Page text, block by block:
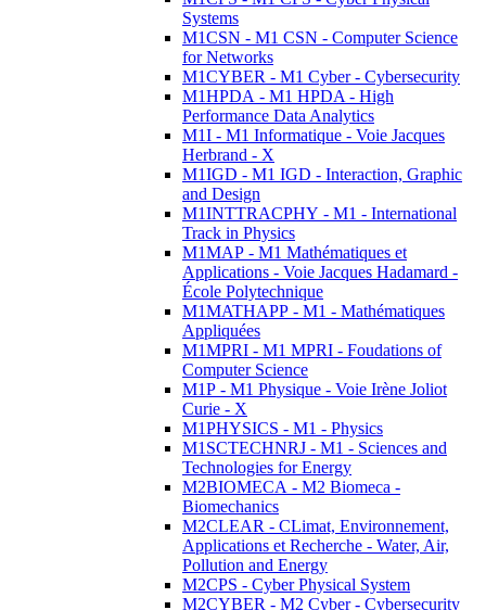
Systems
M1CSN - M1 CSN - Computer Science
for Networks
M1CYBER - M1 Cyber - Cybersecurity
M1HPDA - M1 HPDA - High
Performance Data Analytics
M1I - M1 Informatique - Voie Jacques
Herbrand - X
M1IGD - M1 IGD - Interaction, Graphic
and Design
M1INTTRACPHY - M1 - International
Track in Physics
M1MAP - M1 Mathématiques et
Applications - Voie Jacques Hadamard -
École Polytechnique
M1MATHAPP - M1 - Mathématiques
Appliquées
M1MPRI - M1 MPRI - Foudations of
Computer Science
M1P - M1 Physique - Voie Irène Joliot
Curie - X
M1PHYSICS - M1 - Physics
M1SCTECHNRJ - M1 - Sciences and
Technologies for Energy
M2BIOMECA - M2 Biomeca -
Biomechanics
M2CLEAR - CLimat, Environnement,
Applications et Recherche - Water, Air,
Pollution and Energy
M2CPS - Cyber Physical System
M2CYBER - M2 Cyber - Cybersecurity